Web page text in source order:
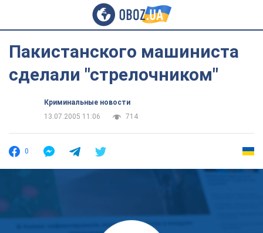
Пакистанского машиниста
сделали "стрелочником"
Криминальные новости
13.07.2005 11:06
714
0